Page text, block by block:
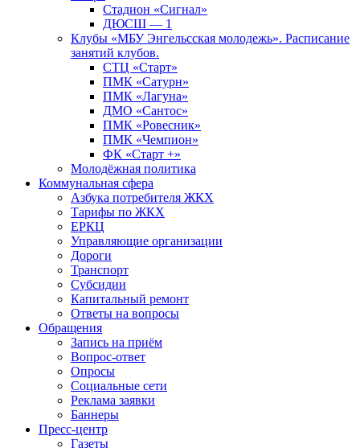
Стадион «Сигнал»
ДЮСШ — 1
Клубы «МБУ Энгельсская молодежь». Расписание
занятий клубов.
СТЦ «Старт»
ПМК «Сатурн»
ПМК «Лагуна»
ДМО «Сантос»
ПМК «Ровесник»
ПМК «Чемпион»
ФК «Старт +»
Молодёжная политика
Коммунальная сфера
Азбука потребителя ЖКХ
Тарифы по ЖКХ
ЕРКЦ
Управляющие организации
Дороги
Транспорт
Субсидии
Капитальный ремонт
Ответы на вопросы
Обращения
Запись на приём
Вопрос-ответ
Опросы
Социальные сети
Реклама заявки
Баннеры
Пресс-центр
Газеты